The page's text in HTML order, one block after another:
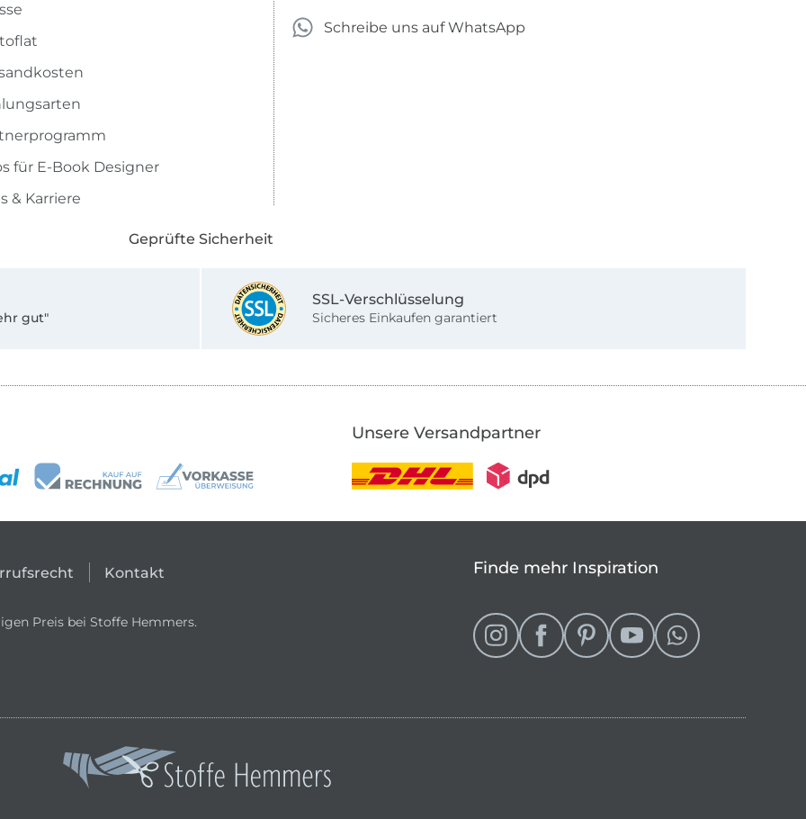
für E-Book Designer
& Karriere
Schreibe uns auf WhatsApp
Geprüfte Sicherheit
gut"
SSL-Verschlüsselung
Sicheres Einkaufen garantiert
Unsere Versandpartner
Kontakt
Preis bei Stoffe Hemmers.
Finde mehr Inspiration